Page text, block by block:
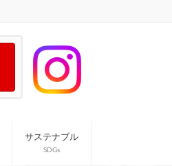
サステナブル
SDGs